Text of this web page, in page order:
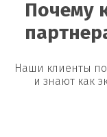
Почему
Наши клиенты
и знают как